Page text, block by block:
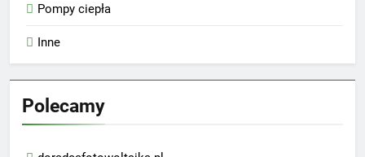
Pompy ciepła
Inne
Polecamy